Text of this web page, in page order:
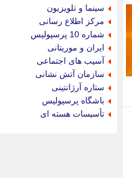
سینما و تلویزیون
مرکز اطلاع رسانی
شماره 10 پرسپولیس
ایران و موریتانی
آسیب های اجتماعی
سازمان آتش نشانی
ستاره آرژانتینی
باشگاه پرسپولیس
تأسیسات هسته ای